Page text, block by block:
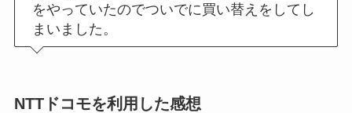
をやっていたのでついでに買い替えをしてし
まいました。
NTTドコモを利用した感想